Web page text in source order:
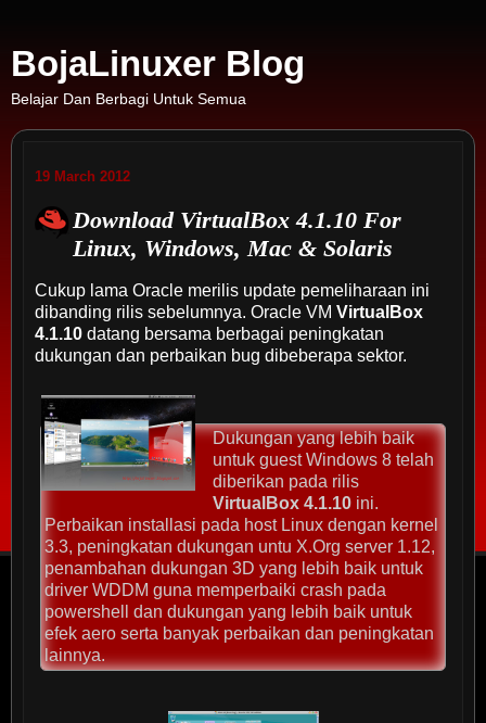
BojaLinuxer Blog
Belajar Dan Berbagi Untuk Semua
19 March 2012
Download VirtualBox 4.1.10 For
Linux, Windows, Mac & Solaris
Cukup lama Oracle merilis update pemeliharaan ini
dibanding rilis sebelumnya. Oracle VMVirtualBox
4.1.10 datang bersama berbagai peningkatan
dukungan dan perbaikan bug dibeberapa sektor.
Dukungan yang lebih baik
untuk guest Windows 8 telah
diberikan pada rilis
VirtualBox 4.1.10 ini.
Perbaikan installasi pada host Linux dengan kernel
3.3, peningkatan dukungan untu X.Org server 1.12,
penambahan dukungan 3D yang lebih baik untuk
driver WDDM guna memperbaiki crash pada
powershell dan dukungan yang lebih baik untuk
efek aero serta banyak perbaikan dan peningkatan
lainnya.